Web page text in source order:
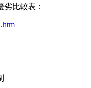
比較表：